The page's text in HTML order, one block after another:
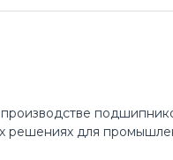
решениях для